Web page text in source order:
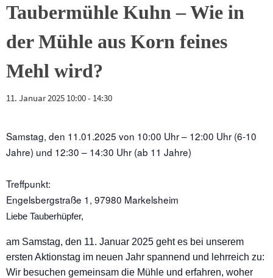
Taubermühle Kuhn – Wie in
der Mühle aus Korn feines
Mehl wird?
11. Januar 2025 10:00- 14:30
Samstag, den 11.01.2025 von 10:00 Uhr – 12:00 Uhr (6-10
Jahre) und 12:30 – 14:30 Uhr (ab 11 Jahre)
Treffpunkt:
Engelsbergstraße 1, 97980 Markelsheim
Liebe Tauberhüpfer,
am Samstag, den 11. Januar 2025 geht es bei unserem
ersten Aktionstag im neuen Jahr spannend und lehrreich zu:
Wir besuchen gemeinsam die Mühle und erfahren, woher